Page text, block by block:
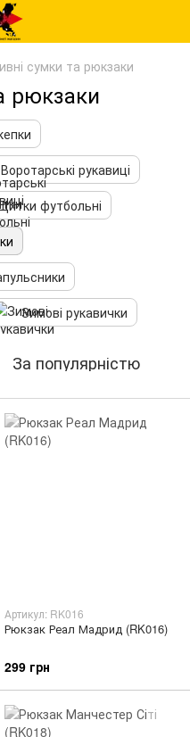
сумки та рюкзаки
рюкзаки
Воротарські рукавиці
футбольні
Зимові рукавички
За популярністю
Артикул: RK016
Рюкзак Реал Мадрид (RK016)
299 грн